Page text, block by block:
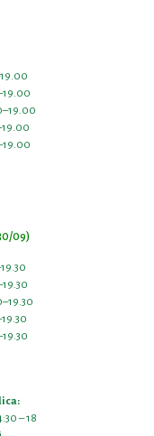
09)
– 18